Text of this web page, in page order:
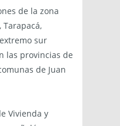
de la zona
Tarapacá,
sur
las provincias de
de Juan
Vivienda y